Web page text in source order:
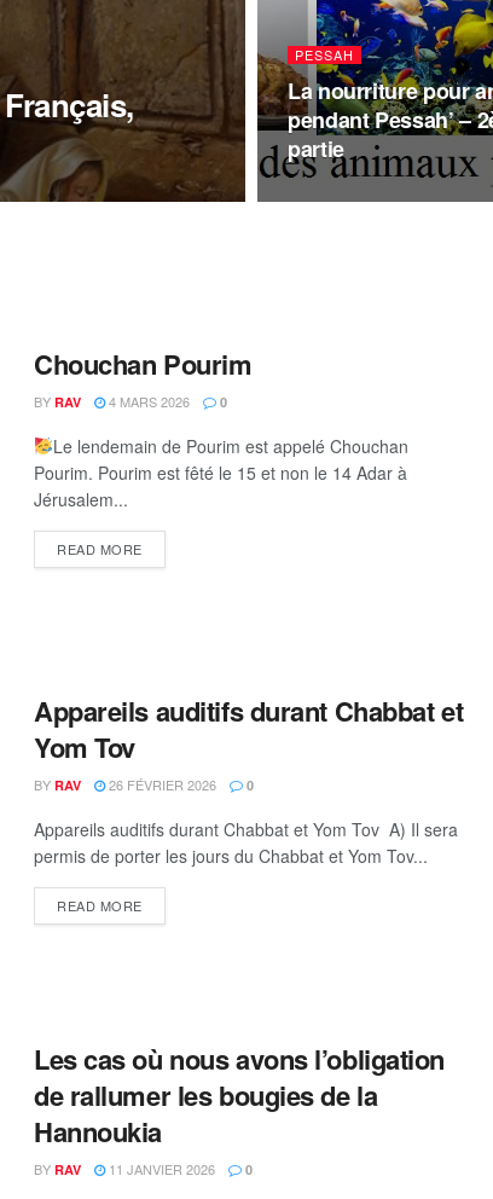
PESSAH
La nourriture pour
pendant Pessah’ –
partie
Chouchan Pourim
BY RAV 4 MARS 2026 0
Le lendemain de Pourim est appelé Chouchan
Pourim. Pourim est fêté le 15 et non le 14 Adar à
Jérusalem...
READ MOREDETAILS
Appareils auditifs durant Chabbat et
Yom Tov
BY RAV 26 FÉVRIER 2026 0
Appareils auditifs durant Chabbat et Yom Tov A) Il sera
permis de porter les jours du Chabbat et Yom Tov...
READ MOREDETAILS
Les cas où nous avons l’obligation
de rallumer les bougies de la
Hannoukia
BY RAV 11 JANVIER 2026 0